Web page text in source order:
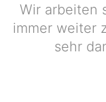
Wir arbeiten
immer weiter
sehr